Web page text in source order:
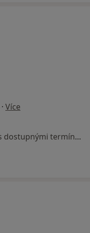
· Více
Tato klinika nemá specialisty s dostupnými termíny v online kalendáři